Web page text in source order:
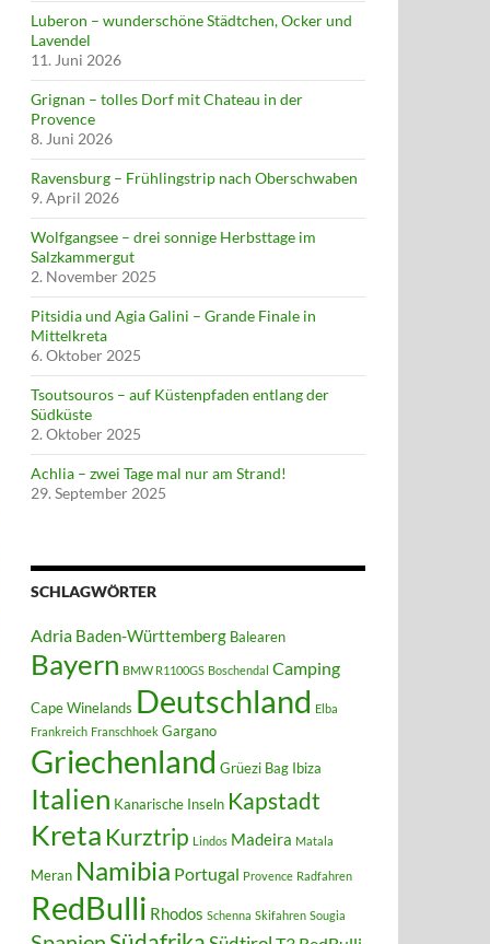
und Eifel
Luberon – wunderschöne Städtchen, Ocker und
Lavendel
11. Juni 2026
Grignan – tolles Dorf mit Chateau in der
Provence
8. Juni 2026
Ravensburg – Frühlingstrip nach Oberschwaben
9. April 2026
Wolfgangsee – drei sonnige Herbsttage im
Salzkammergut
2. November 2025
Pitsidia und Agia Galini – Grande Finale in
Mittelkreta
6. Oktober 2025
Tsoutsouros – auf Küstenpfaden entlang der
Südküste
2. Oktober 2025
Achlia – zwei Tage mal nur am Strand!
29. September 2025
SCHLAGWÖRTER
Adria Baden-Württemberg Balearen
Bayern BMW R1100GS Boschendal Camping
Cape Winelands Deutschland Elba
Frankreich Franschhoek Gargano
Griechenland Grüezi Bag Ibiza
Italien Kanarische Inseln Kapstadt
Kreta Kurztrip Lindos Madeira Matala
Meran Namibia Portugal Provence Radfahren
RedBulli Rhodos Schenna Skifahren Sougia